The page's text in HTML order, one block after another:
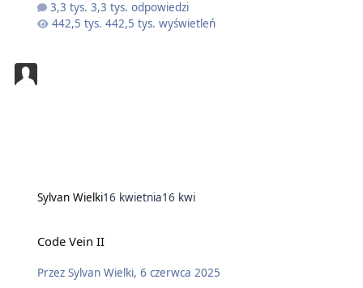
3,3 tys. odpowiedzi
442,5 tys. wyświetleń
Sylvan Wielki16 kwietnia16 kwi
Code Vein II
Przez Sylvan Wielki, 6 czerwca 2025